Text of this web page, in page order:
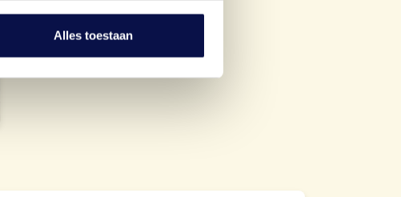
Alles toestaan